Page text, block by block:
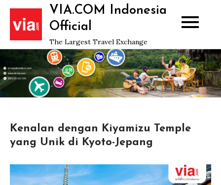
Skip
content
VIA.COM Indonesia
Official
The Largest Travel Exchange
Kenalan dengan Kiyamizu Temple
yang Unik di Kyoto-Jepang